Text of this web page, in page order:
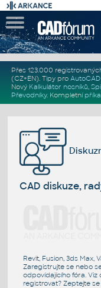
Přes 123.000
(CZ+EN). Tipy pro
Nový Kalkulátor nosníků,
Převodníky. Kompletní
CAD diskuze,
Revit, Fusion, 3ds Max,
Zaregistrujte se nebo
odpovídajícího fóra. Viz
registrovat? Zeptejte